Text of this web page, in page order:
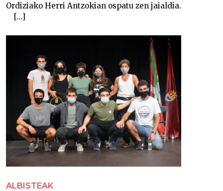
Ordiziako Herri Antzokian ospatu zen jaialdia.
[...]
ALBISTEAK